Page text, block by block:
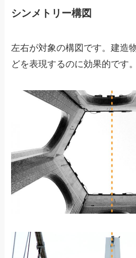
シンメトリー構図
左右が対象の構図です。建造
どを表現するのに効果的です。